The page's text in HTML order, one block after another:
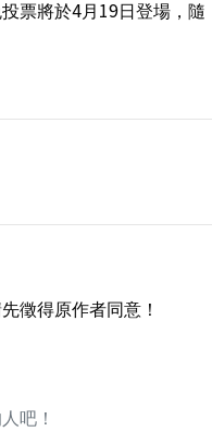
票將於4月19日登場，隨
徵得原作者同意！
吧！